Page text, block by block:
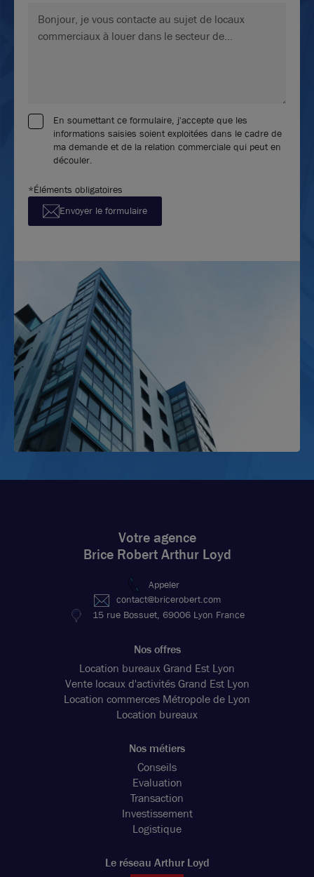
En soumettant ce formulaire, j'accepte que les
informations saisies soient exploitées dans le cadre de
ma demande et de la relation commerciale qui peut en
découler.
*Éléments obligatoires
Envoyer le formulaire
Votre agence
Brice Robert Arthur Loyd
Appeler
contact@bricerobert.com
15 rue Bossuet, 69006 Lyon France
Nos offres
Location bureaux Grand Est Lyon
Vente locaux d'activités Grand Est Lyon
Location commerces Métropole de Lyon
Location bureaux
Nos métiers
Conseils
Evaluation
Transaction
Investissement
Logistique
Le réseau Arthur Loyd